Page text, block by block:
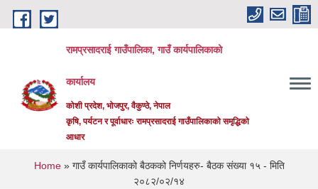
Skip to main content
रामप्रसादराई गाउँपालिका, गाउँ कार्यपालिकाको
कार्यालय
कोशी प्रदेश, भोजपुर, वैकुण्ठे, नेपाल
कृषि, पर्यटन र पूर्वाधारः रामप्रसादराई गाउँपालिकाको समृद्धिको
आधार
You are here
Home» गाउँ कार्यपालिकाको बैठकको निर्णयहरु- बैठक संख्या १५ - मिति
२०८२/०२/१४